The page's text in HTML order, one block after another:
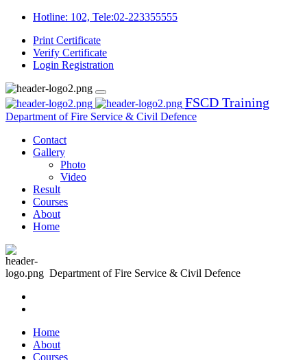
Hotline: 102, Tele:02-223355555
Print Certificate
Verify Certificate
Login Registration
FSCD Training
Department of Fire Service & Civil Defence
Contact
Gallery
Photo
Video
Result
Courses
About
Home
Department of Fire Service & Civil Defence
Home
About
Courses